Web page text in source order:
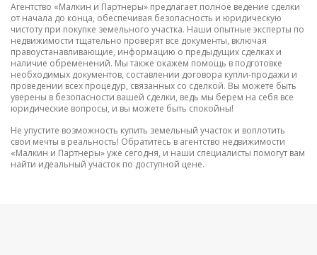
Агентство «Малкин и Партнеры» предлагает полное ведение сделки
от начала до конца, обеспечивая безопасность и юридическую
чистоту при покупке земельного участка. Наши опытные эксперты по
недвижимости тщательно проверят все документы, включая
правоустанавливающие, информацию о предыдущих сделках и
наличие обременений. Мы также окажем помощь в подготовке
необходимых документов, составлении договора купли-продажи и
проведении всех процедур, связанных со сделкой. Вы можете быть
уверены в безопасности вашей сделки, ведь мы берем на себя все
юридические вопросы, и вы можете быть спокойны!
Не упустите возможность купить земельный участок и воплотить
свои мечты в реальность! Обратитесь в агентство недвижимости
«Малкин и Партнеры» уже сегодня, и наши специалисты помогут вам
найти идеальный участок по доступной цене.